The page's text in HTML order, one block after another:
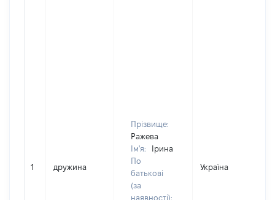
1 дружина
Прізвище:
Ражева
Ім'я:
Ірина
По
батькові
(за
наявності):
Україна